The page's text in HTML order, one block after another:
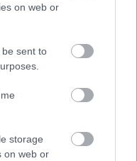
on web or
sent to
storage
on web or
ΟΤΕ